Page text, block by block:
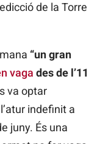
de la Torre
“un gran
vaga des de l’11
va optar
l’atur indefinit a
juny. És una